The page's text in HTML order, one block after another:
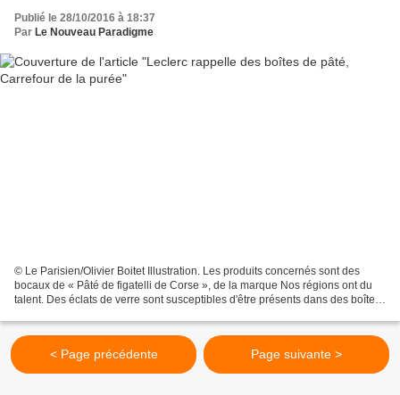
Publié le 28/10/2016 à 18:37
Par Le Nouveau Paradigme
© Le Parisien/Olivier Boitet Illustration. Les produits concernés sont des
bocaux de « Pâté de figatelli de Corse », de la marque Nos régions ont du
talent. Des éclats de verre sont susceptibles d'être présents dans des boîtes
< Page précédente Page suivante >